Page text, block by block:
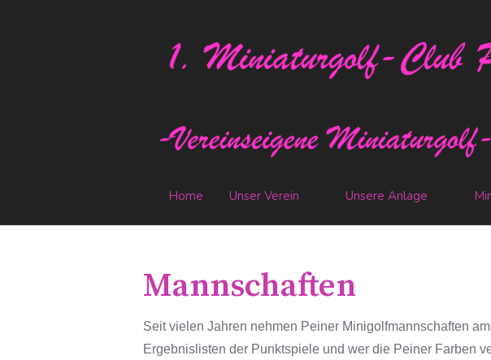
Home Unser Verein Unsere Anlage
Mannschaften
Seit vielen Jahren nehmen Peiner Minigolfmannschaften
Ergebnislisten der Punktspiele und wer die Peiner Farben